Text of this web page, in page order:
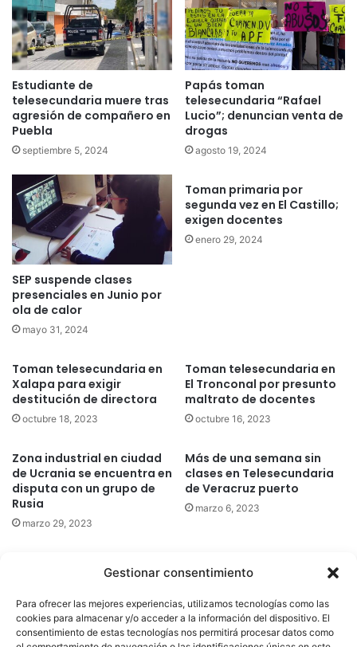
Gestionar consentimiento
Para ofrecer las mejores experiencias, utilizamos tecnologías como las
cookies para almacenar y/o acceder a la información del dispositivo. El
consentimiento de estas tecnologías nos permitirá procesar datos como
Estudiante de
telesecundaria muere tras
agresión de compañero en
Puebla
septiembre 5, 2024
Papás toman
telesecundaria “Rafael
Lucio”; denuncian venta de
drogas
agosto 19, 2024
SEP suspende clases
presenciales en Junio por
ola de calor
mayo 31, 2024
Toman primaria por
segunda vez en El Castillo;
exigen docentes
enero 29, 2024
Toman telesecundaria en
Xalapa para exigir
destitución de directora
octubre 18, 2023
Toman telesecundaria en
El Tronconal por presunto
maltrato de docentes
octubre 16, 2023
Zona industrial en ciudad
de Ucrania se encuentra en
disputa con un grupo de
Rusia
marzo 29, 2023
Más de una semana sin
clases en Telesecundaria
de Veracruz puerto
marzo 6, 2023
derechos reservados
|Aviso de Privacidad|Política de Cookies|Defensoría de la